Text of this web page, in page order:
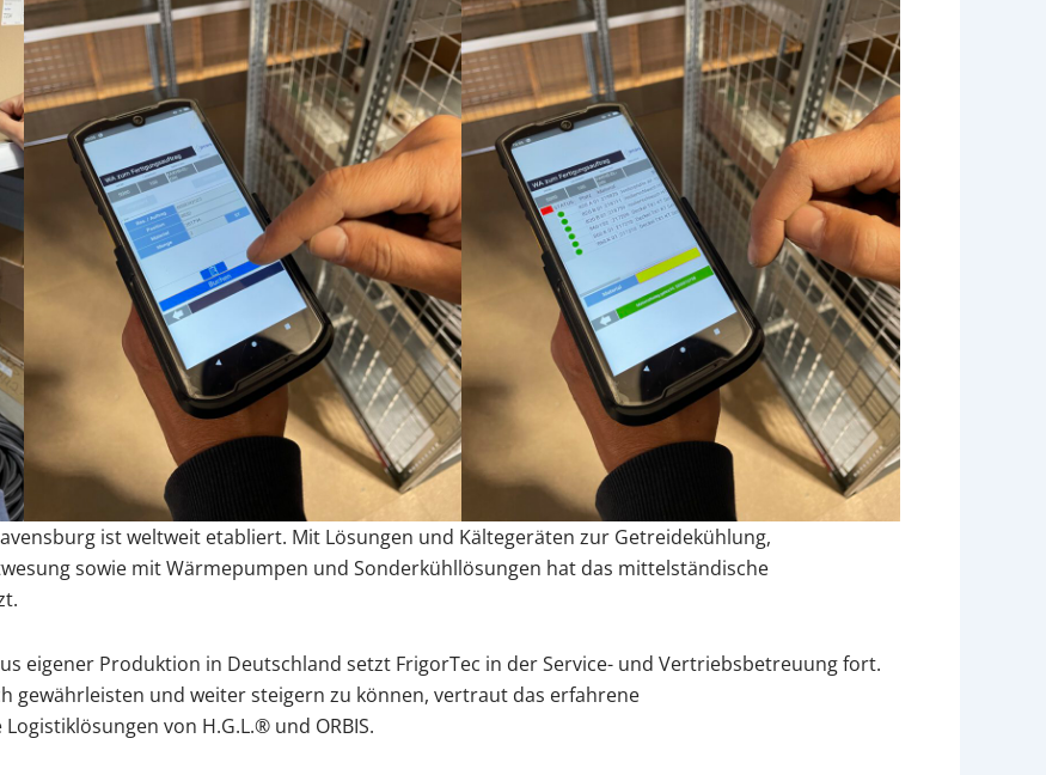
ist weltweit etabliert. Mit Lösungen und Kältegeräten zur Getreidekühlung,
sowie mit Wärmepumpen und Sonderkühllösungen hat das mittelständische
eigener Produktion in Deutschland setzt FrigorTec in der Service- und Vertriebsbetreuung fort.
gewährleisten und weiter steigern zu können, vertraut das erfahrene
von H.G.L.® und ORBIS.